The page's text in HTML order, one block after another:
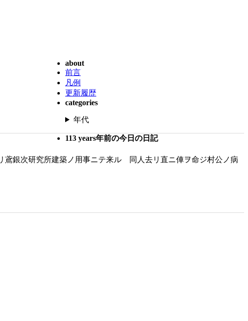
about
前言
凡例
更新履歴
categories
年代
113 years年前の今日の日記
次研究所建築ノ用事ニテ来ル 同人去リ直ニ俥ヲ命ジ村公ノ病